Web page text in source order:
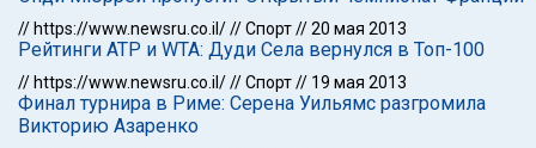
// https://www.newsru.co.il///Спорт//20 мая 2013
Рейтинги АТР и WTA: Дуди Села вернулся в Топ-100
// https://www.newsru.co.il///Спорт// 19 мая 2013
Финал турнира в Риме: Серена Уильямс разгромила
Викторию Азаренко